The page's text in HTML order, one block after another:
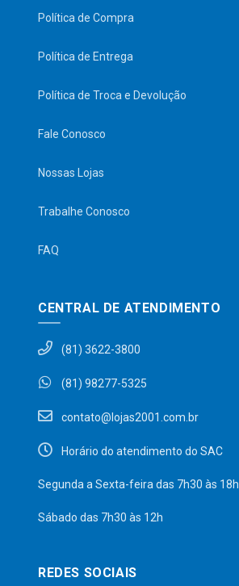
Política de Compra
Política de Entrega
Política de Troca e Devolução
Fale Conosco
Nossas Lojas
Trabalhe Conosco
FAQ
CENTRAL DE ATENDIMENTO
(81) 3622-3800
(81) 98277-5325
contato@lojas2001.com.br
Horário do atendimento do SAC
Segunda a Sexta-feira das 7h30 às 18h
Sábado das 7h30 às 12h
REDES SOCIAIS